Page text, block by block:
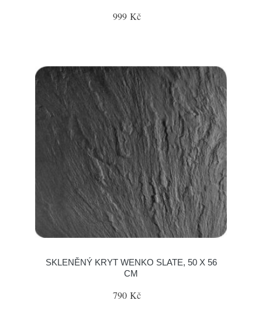
999 Kč
SKLENĚNÝ KRYT WENKO SLATE, 50 X 56
CM
790 Kč